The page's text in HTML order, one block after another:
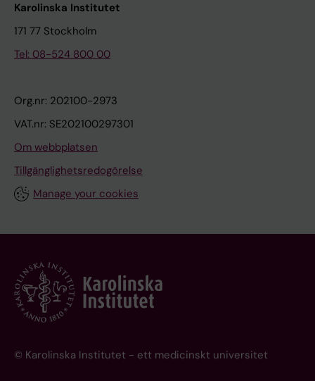
Karolinska Institutet
171 77 Stockholm
Tel: 08-524 800 00
Org.nr: 202100-2973
VAT.nr: SE202100297301
Om webbplatsen
Tillgänglighetsredogörelse
Manage your cookies
© Karolinska Institutet - ett medicinskt universitet